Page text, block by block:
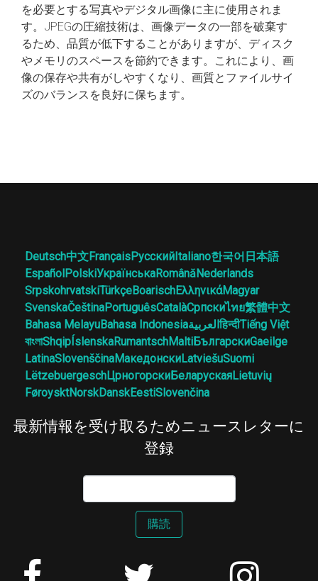
を必要とする写真やデジタル画像に主に使用されま
す。JPEGの圧縮技術は、画像データの一部を破棄す
るため、品質が低下することがありますが、ディスク
やメモリのスペースを節約できます。これにより、画
像の保存や共有がしやすくなり、画質とファイルサイ
ズのバランスを良好に保ちます。
Deutsch中文FrançaisРусскийItaliano한국어 日本語
EspañolPolskiУкраїнськаRomânăNederlands
SrpskohrvatskiTürkçeBoarischΕλληνικάMagyar
SvenskaČeštinaPortuguêsCatalàСрпскиไทย繁體中文
Bahasa MelayuBahasa Indonesiaالعربيةहिन्दीTiếng Việt
বাংলাShqipÍslenskaRumantschMaltiБългарскиGaeilge
LatinaSlovenščinaМакедонскиLatviešuSuomi
LëtzebuergeschЦрногорскиБеларускаяLietuvių
FøroysktNorskDanskEestiSlovenčina
最新情報を受け取るためニュースレターに
登録
購読